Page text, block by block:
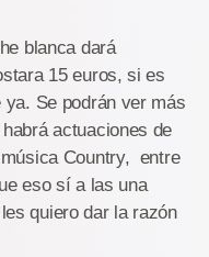
blanca dará
15 euros, si es
ya. Se podrán ver más
actuaciones de
Country, entre
eso sí a las una
quiero dar la razón